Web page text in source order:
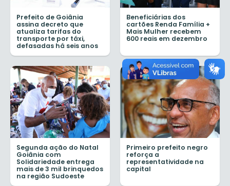
Prefeito de Goiânia
assina decreto que
atualiza tarifas do
transporte por táxi,
defasadas há seis anos
Beneficiárias dos
cartões Renda Família +
Mais Mulher recebem
600 reais em dezembro
Segunda ação do Natal
Goiânia com
Solidariedade entrega
mais de 3 mil brinquedos
na região Sudoeste
Primeiro prefeito negro
reforça a
representatividade na
capital